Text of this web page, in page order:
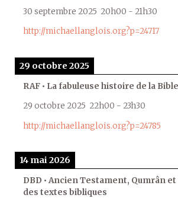
30 septembre 2025 20h00 - 21h30
http://michaellanglois.org?p=24717
29 octobre 2025
RAF • La fabuleuse histoire de la Bible
29 octobre 2025 22h00 - 23h30
http://michaellanglois.org?p=24785
14 mai 2026
DBD • Ancien Testament, Qumrân
des textes bibliques